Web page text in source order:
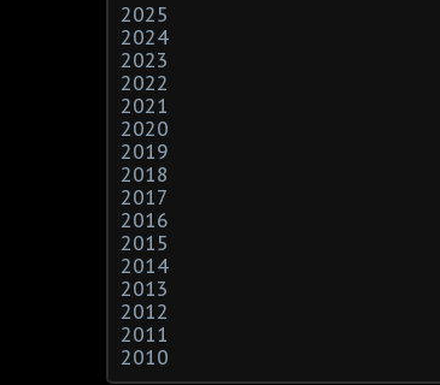
2025
2024
2023
2022
2021
2020
2019
2018
2017
2016
2015
2014
2013
2012
2011
2010